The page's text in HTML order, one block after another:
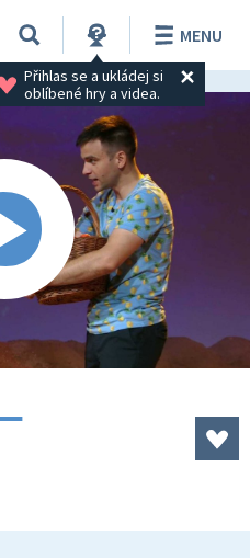
Přihlas se a ukládej si
oblíbené hry a videa.
MENU